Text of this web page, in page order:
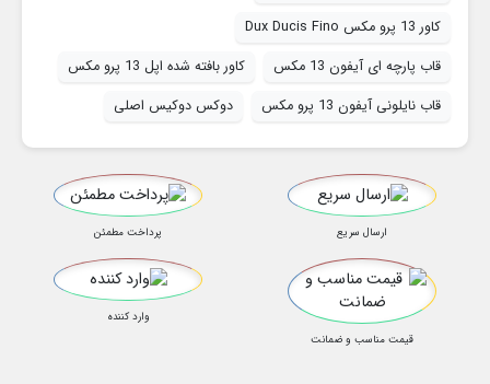
کاور 13 پرو مکس Dux Ducis Fino
قاب پارچه ای آیفون 13 مکس
کاور بافته شده اپل 13 پرو مکس
قاب نایلونی آیفون 13 پرو مکس
دوکس دوکیس اصلی
ارسال سریع پرداخت مطمئن
قیمت مناسب و ضمانت
وارد کننده